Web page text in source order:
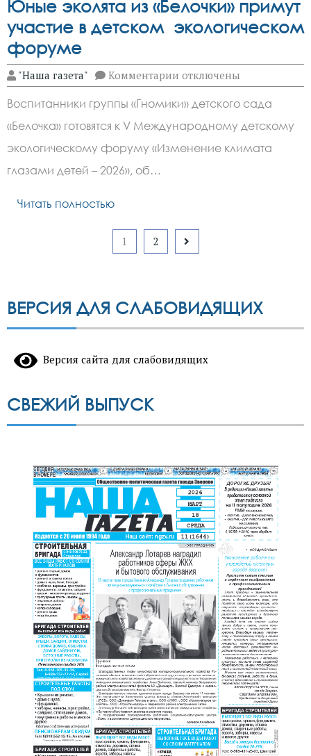
Юные эколята из «Белочки» примут
участие в детском экологическом
форуме
"Наша газета" Комментарии к
записи
эколята
из
«Белочки»
примут
участие
отключены
Воспитанники группы «Гномики» детского сада
«Белочка» готовятся к V Международному детскому
экологическому форуму «Изменение климата
глазами детей – 2026», об…
Читать полностью
1 2
ВЕРСИЯ ДЛЯ СЛАБОВИДЯЩИХ
Версия сайта для слабовидящих
СВЕЖИЙ ВЫПУСК